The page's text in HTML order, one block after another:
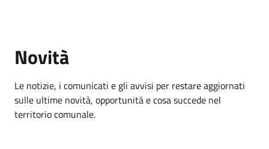
Novità
Le notizie, i comunicati e gli avvisi per restare aggiornati
sulle ultime novità, opportunità e cosa succede nel
territorio comunale.